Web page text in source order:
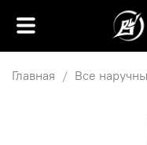
Главная Все